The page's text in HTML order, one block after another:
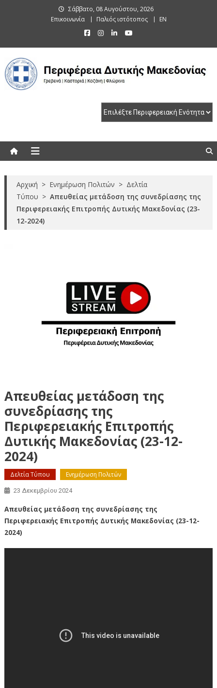
Σάββατο, 08 Αυγούστου, 2026
Επικοινωνία
Παλιός ιστότοπος EN
Αρχική > Ενημέρωση Πολιτών > Δελτία
Τύπου > Απευθείας μετάδοση της συνεδρίασης της
Περιφερειακής Επιτροπής Δυτικής Μακεδονίας (23-
12-2024)
Απευθείας μετάδοση της
συνεδρίασης της
Περιφερειακής Επιτροπής
Δυτικής Μακεδονίας (23-12-
2024)
Δελτία Τύπου Ενημέρωση Πολιτών
23 Δεκεμβρίου 2024
Απευθείας μετάδοση της συνεδρίασης της
Περιφερειακής Επιτροπής Δυτικής Μακεδονίας (23-12-
2024)